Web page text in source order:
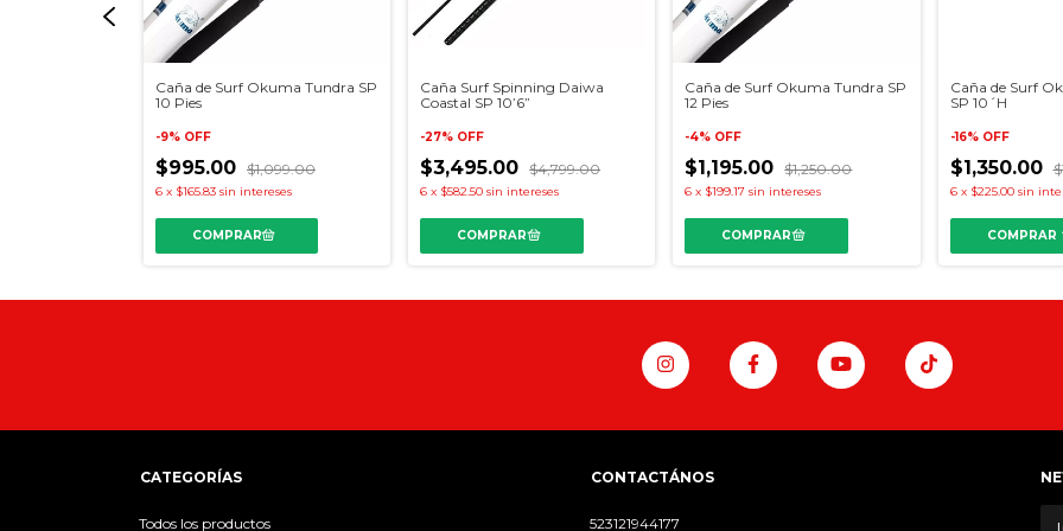
Caña de Surf Okuma Tundra SP
10 Pies
-9% OFF
$995.00 $1,099.00
6 x $165.83 sin intereses
Caña Surf Spinning Daiwa
Coastal SP 10’6”
-27% OFF
$3,495.00 $4,799.00
6 x $582.50 sin intereses
Caña de Surf Okuma Tundra SP
12 Pies
-4% OFF
$1,195.00 $1,250.00
6 x $199.17 sin intereses
Caña de Surf
SP 10´H
-16% OFF
$1,350.00
6 x $225.00 sin
COMPRAR
CATEGORÍAS
Todos los productos
CONTACTÁNOS
523121944177